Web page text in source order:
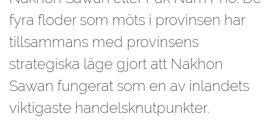
fyra floder som möts i provinsen har
tillsammans med provinsens
strategiska läge gjort att Nakhon
Sawan fungerat som en av inlandets
viktigaste handelsknutpunkter.